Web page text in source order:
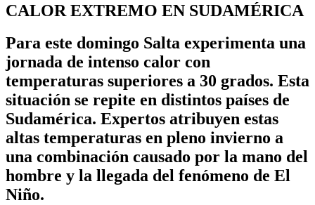
CALOR EXTREMO EN SUDAMÉRICA
Para este domingo Salta experimenta una
jornada de intenso calor con
temperaturas superiores a 30 grados. Esta
situación se repite en distintos países de
Sudamérica. Expertos atribuyen estas
altas temperaturas en pleno invierno a
una combinación causado por la mano del
hombre y la llegada del fenómeno de El
Niño.